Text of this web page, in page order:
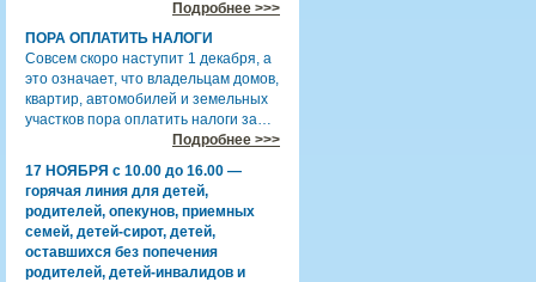
Подробнее >>>
ПОРА ОПЛАТИТЬ НАЛОГИ
Совсем скоро наступит 1 декабря, а
это означает, что владельцам домов,
квартир, автомобилей и земельных
участков пора оплатить налоги за…
Подробнее >>>
17 НОЯБРЯ с 10.00 до 16.00 —
горячая линия для детей,
родителей, опекунов, приемных
семей, детей-сирот, детей,
оставшихся без попечения
родителей, детей-инвалидов и